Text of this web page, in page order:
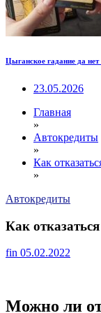
Цыганское гадание да
23.05.2026
Главная
»
Автокредиты
»
Как
»
Автокредиты
Как
fin 05.02.2022
Можно ли